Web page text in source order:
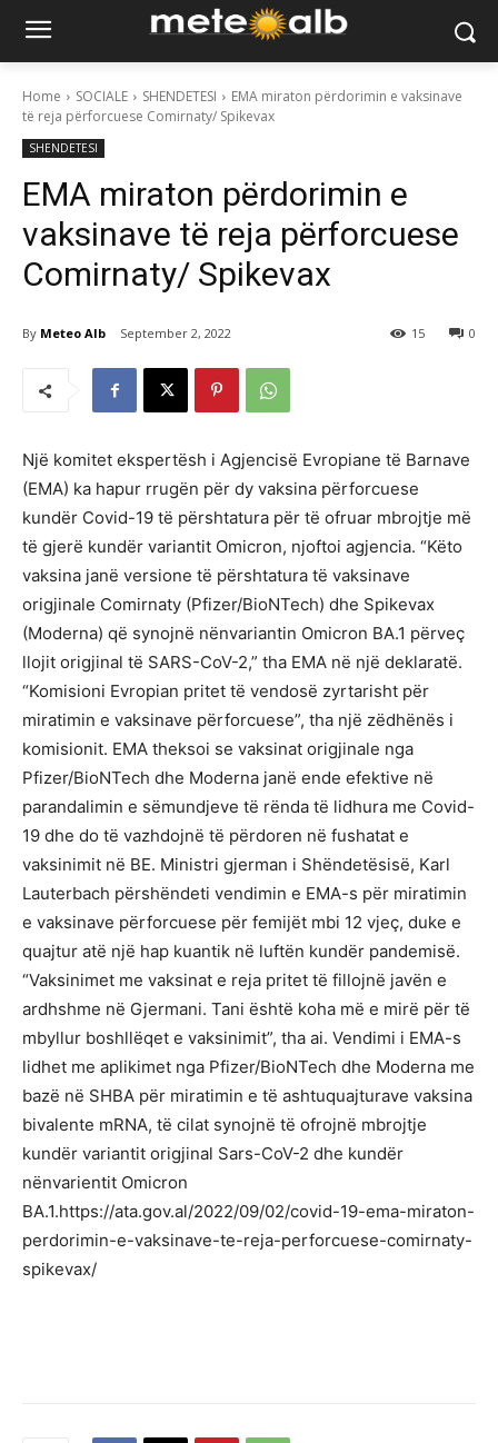
Home SOCIALE SHENDETESI
EMA miraton përdorimin e vaksinave
të reja përforcuese Comirnaty/ Spikevax
SHENDETESI
EMA miraton përdorimin e
vaksinave të reja përforcuese
Comirnaty/ Spikevax
By Meteo Alb September 2, 2022 0
15
Një komitet ekspertësh i Agjencisë Evropiane të Barnave
(EMA) ka hapur rrugën për dy vaksina përforcuese
kundër Covid-19 të përshtatura për të ofruar mbrojtje më
të gjerë kundër variantit Omicron, njoftoi agjencia. “Këto
vaksina janë versione të përshtatura të vaksinave
origjinale Comirnaty (Pfizer/BioNTech) dhe Spikevax
(Moderna) që synojnë nënvariantin Omicron BA.1 përveç
llojit origjinal të SARS-CoV-2,” tha EMA në një deklaratë.
“Komisioni Evropian pritet të vendosë zyrtarisht për
miratimin e vaksinave përforcuese”, tha një zëdhënës i
komisionit. EMA theksoi se vaksinat origjinale nga
Pfizer/BioNTech dhe Moderna janë ende efektive në
parandalimin e sëmundjeve të rënda të lidhura me Covid-
19 dhe do të vazhdojnë të përdoren në fushatat e
vaksinimit në BE. Ministri gjerman i Shëndetësisë, Karl
Lauterbach përshëndeti vendimin e EMA-s për miratimin
e vaksinave përforcuese për femijët mbi 12 vjeç, duke e
quajtur atë një hap kuantik në luftën kundër pandemisë.
“Vaksinimet me vaksinat e reja pritet të fillojnë javën e
ardhshme në Gjermani. Tani është koha më e mirë për të
mbyllur boshllëqet e vaksinimit”, tha ai. Vendimi i EMA-s
lidhet me aplikimet nga Pfizer/BioNTech dhe Moderna me
bazë në SHBA për miratimin e të ashtuquajturave vaksina
bivalente mRNA, të cilat synojnë të ofrojnë mbrojtje
kundër variantit origjinal Sars-CoV-2 dhe kundër
nënvarientit Omicron
BA.1.https://ata.gov.al/2022/09/02/covid-19-ema-miraton-
perdorimin-e-vaksinave-te-reja-perforcuese-comirnaty-
spikevax/